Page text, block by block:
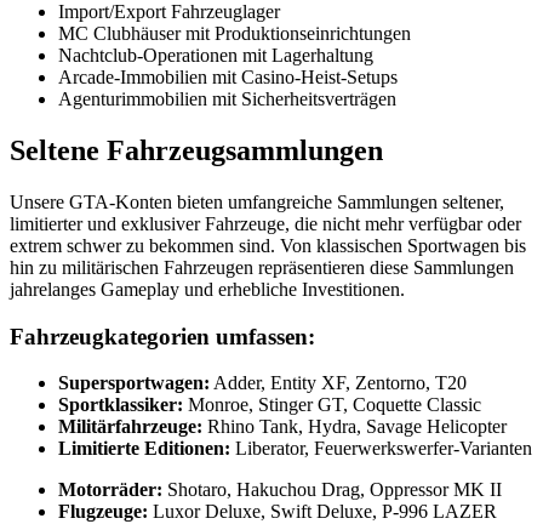
Import/Export Fahrzeuglager
MC Clubhäuser mit Produktionseinrichtungen
Nachtclub-Operationen mit Lagerhaltung
Arcade-Immobilien mit Casino-Heist-Setups
Agenturimmobilien mit Sicherheitsverträgen
Seltene Fahrzeugsammlungen
Unsere GTA-Konten bieten umfangreiche Sammlungen seltener,
limitierter und exklusiver Fahrzeuge, die nicht mehr verfügbar oder
extrem schwer zu bekommen sind. Von klassischen Sportwagen bis
hin zu militärischen Fahrzeugen repräsentieren diese Sammlungen
jahrelanges Gameplay und erhebliche Investitionen.
Fahrzeugkategorien umfassen:
Supersportwagen: Adder, Entity XF, Zentorno, T20
Sportklassiker: Monroe, Stinger GT, Coquette Classic
Militärfahrzeuge: Rhino Tank, Hydra, Savage Helicopter
Limitierte Editionen: Liberator, Feuerwerkswerfer-Varianten
Motorräder: Shotaro, Hakuchou Drag, Oppressor MK II
Flugzeuge: Luxor Deluxe, Swift Deluxe, P-996 LAZER